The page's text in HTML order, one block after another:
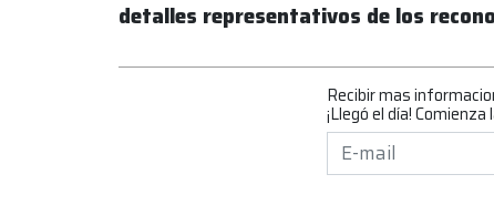
detalles representativos de los
Recibir mas
¡Llegó el día!